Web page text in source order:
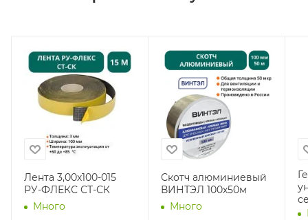
Лента 3,00х100-015
РУ-ФЛЕКС СТ-СК
Много
Скотч алюминиевый
ВИНТЭЛ 100х50м
Много